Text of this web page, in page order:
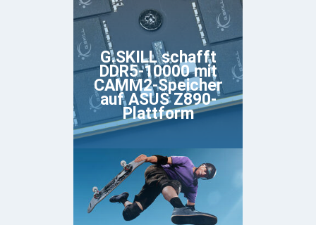
G.SKILL schafft
DDR5-10000 mit
CAMM2-Speicher
auf ASUS Z890-
Plattform